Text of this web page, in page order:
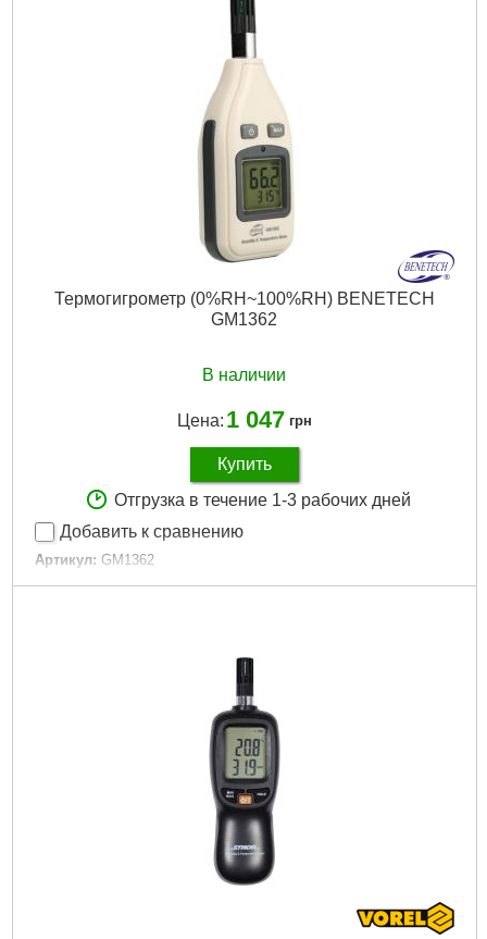
Подробнее...
Термогигрометр (0%RH~100%RH) BENETECH
GM1362
В наличии
Цена: 1 047 грн
Купить
Отгрузка в течение 1-3 рабочих дней
Добавить к сравнению
Артикул: GM1362
Код товара: 22.64.94
Подробнее...